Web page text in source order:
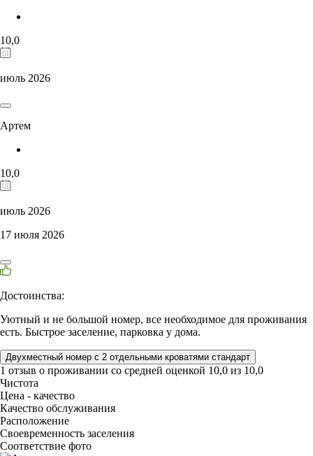
10,0
июль 2026
Артем
10,0
июль 2026
17 июля 2026
Достоинства:
Уютный и не большой номер, все необходимое для проживания
есть. Быстрое заселение, парковка у дома.
Двухместный номер с 2 отдельными кроватями стандарт
1 отзыв о проживании со средней оценкой 10,0 из 10,0
Чистота
Цена - качество
Качество обслуживания
Расположение
Своевременность заселения
Соответствие фото